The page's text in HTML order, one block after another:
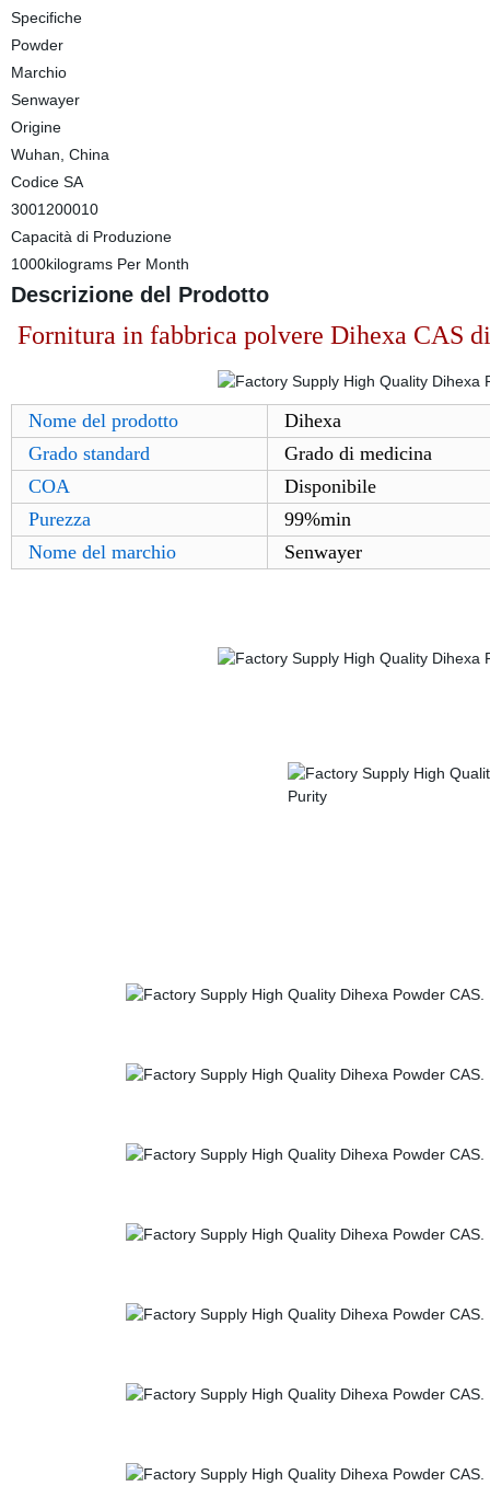
Specifiche
Powder
Marchio
Senwayer
Origine
Wuhan, China
Codice SA
3001200010
Capacità di Produzione
1000kilograms Per Month
Descrizione del Prodotto
Fornitura in fabbrica polvere Dihexa CAS
Nome del prodotto
Dihexa
Grado standard
Grado di medicina
COA
Disponibile
Purezza
99%min
Nome del marchio
Senwayer